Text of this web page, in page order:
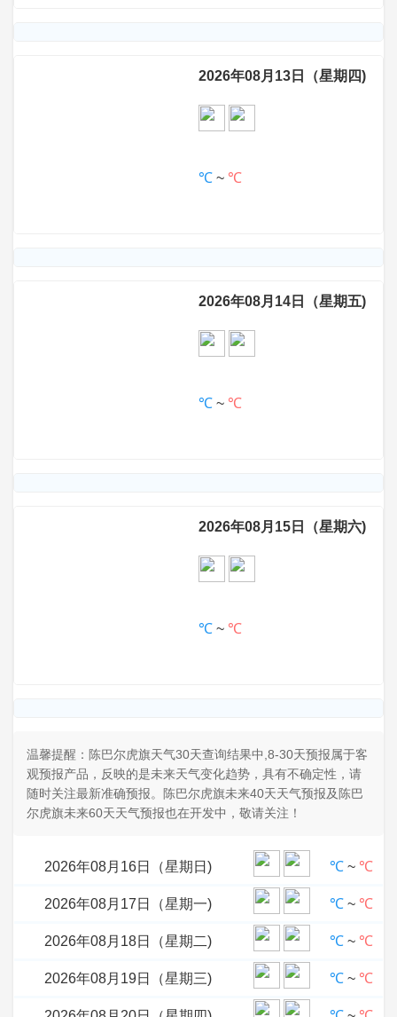
2026年08月13日（星期四)
℃ ~ ℃
2026年08月14日（星期五)
℃ ~ ℃
2026年08月15日（星期六)
℃ ~ ℃
温馨提醒：陈巴尔虎旗天气30天查询结果中,8-30天预报属于客
观预报产品，反映的是未来天气变化趋势，具有不确定性，请
随时关注最新准确预报。陈巴尔虎旗未来40天天气预报及陈巴
尔虎旗未来60天天气预报也在开发中，敬请关注！
2026年08月16日（星期日) ℃ ~ ℃
2026年08月17日（星期一) ℃ ~ ℃
2026年08月18日（星期二) ℃ ~ ℃
2026年08月19日（星期三) ℃ ~ ℃